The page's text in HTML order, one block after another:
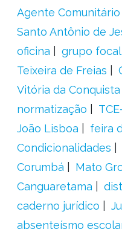
Agente Comunitário
Santo Antônio de
oficina
grupo focal
Teixeira de Freias
Vitória da Conquista
normatização
João Lisboa
feira
Condicionalidades
Corumbá
Mato
Canguaretama
caderno jurídico
absenteísmo